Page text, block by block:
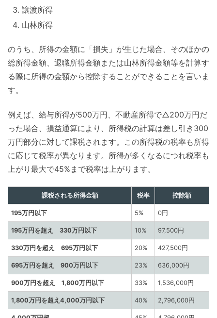
譲渡所得
山林所得
のうち、所得の金額に「損失」が生じた場合、そのほかの
総所得金額、退職所得金額または山林所得金額等を計算す
る際に所得の金額から控除することができることを言いま
す。
例えば、給与所得が500万円、不動産所得で△200万円だ
った場合、損益通算により、所得税の計算は差し引き300
万円部分に対して課税されます。この所得税の税率も所得
に応じて税率が異なります。所得が多くなるにつれ税率も
上がり最大で45%まで税率は上がります。
課税される所得金額 税率 控除額
195万円以下 5% 0円
195万円を超え 330万円以下 10% 97,500円
330万円を超え 695万円以下 20% 427,500円
695万円を超え 900万円以下 23% 636,000円
900万円を超え 1,800万円以下 33% 1,536,000円
1,800万円を超え4,000万円以下 40% 2,796,000円